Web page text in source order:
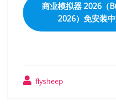
商业模拟器 2026（
2026）免安装
flysheep